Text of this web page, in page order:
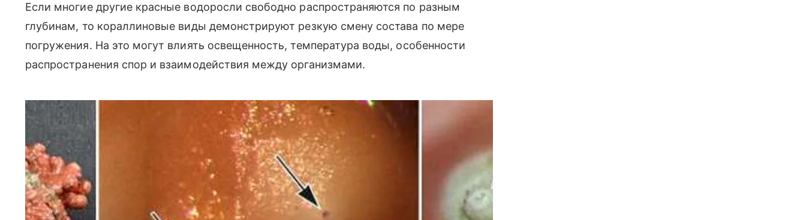
Если многие другие красные водоросли свободно распространяются по разным
глубинам, то кораллиновые виды демонстрируют резкую смену состава по мере
погружения. На это могут влиять освещенность, температура воды, особенности
распространения спор и взаимодействия между организмами.